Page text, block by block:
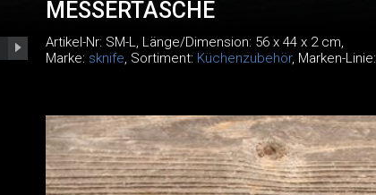
MESSERTASCHE
Artikel-Nr: SM-L, Länge/Dimension: 56 x 44 x 2 cm,
Marke: sknife, Sortiment: Küchenzubehör, Marken-Linie: